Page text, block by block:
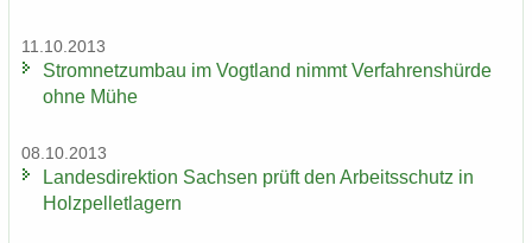
11.10.2013
Strom­netz­um­bau im Vogt­land nimmt Ver­fah­rens­hür­de
ohne Mühe
08.10.2013
Lan­des­di­rek­ti­on Sach­sen prüft den Ar­beits­schutz in
Holz­pel­let­la­gern